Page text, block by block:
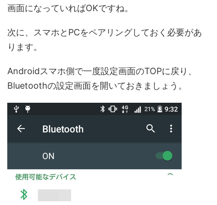
画面になっていればOKですね。
次に、スマホとPCをペアリングしておく必要があ
ります。
Androidスマホ側で一度設定画面のTOPに戻り、
Bluetoothの設定画面を開いておきましょう。